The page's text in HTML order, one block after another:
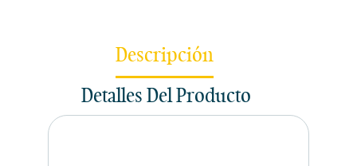
Descripción
Detalles Del Producto